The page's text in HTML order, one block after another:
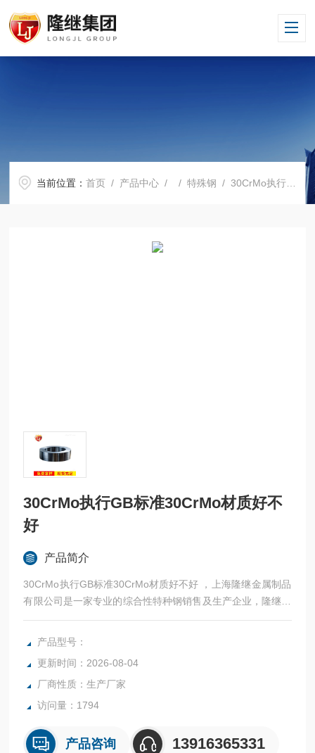
当前位置：首页 / 产品中心 / /特殊钢 / 30CrMo执行GB标准30CrMo材质好不好
30CrMo执行GB标准30CrMo材质好不
好
产品简介
30CrMo执行GB标准30CrMo材质好不好 ，上海隆继金属制品
有限公司是一家专业的综合性特种钢销售及生产企业，隆继金
属立足于本土品牌，常年与宝钢、太钢等合作，法国奥博杜
瓦、美国熔炉斯伯、美国斯穆集团等世界为国内各大加工制造
产品型号：
更新时间：2026-08-04
厂商性质：生产厂家
访问量：1794
产品咨询 13916365331